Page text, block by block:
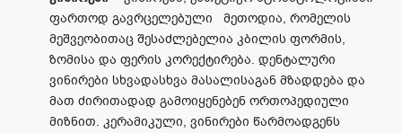
ფართოდ გავრცელებული მეთოდია, რომელის
მეშვეობითაც შესაძლებელია კბილის ფორმის,
ზომისა და ფერის კორექტირება. დენტალური
ვინირები სხვადასხვა მასალისაგან მზადდება და
მათ ძირითადად გამოიყენებენ ორთოპედიული
მიზნით. კერამიკული, ვინირები წარმოადგენს